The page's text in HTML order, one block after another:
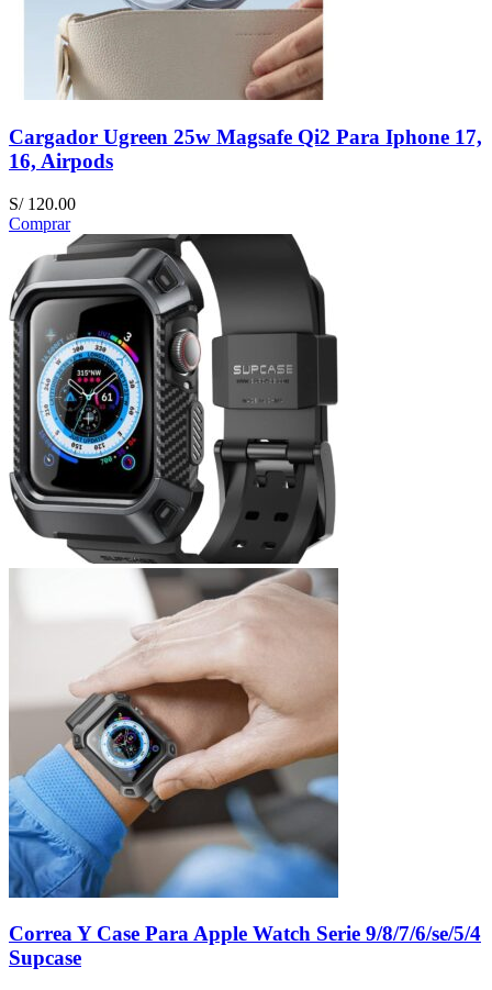
Cargador Ugreen 25w Magsafe Qi2 Para Iphone 17,
16, Airpods
S/120.00
Comprar
Correa Y Case Para Apple Watch Serie 9/8/7/6/se/5/4
Supcase